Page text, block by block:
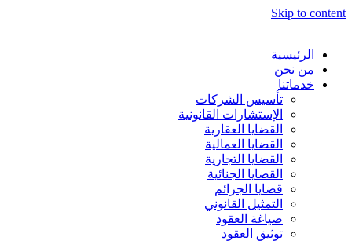
Skip to content
الرئيسية
من نحن
خدماتنا
تأسيس الشركات
الإستشارات القانونية
القضايا العقارية
القضايا العمالية
القضايا التجارية
القضايا الجنائية
قضايا الجرائم
التمثيل القانوني
صياغة العقود
توثيق العقود